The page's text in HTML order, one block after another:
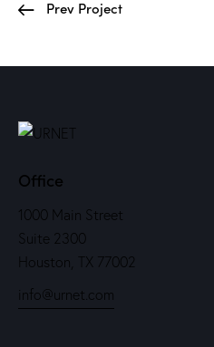
Prev Project
Office
1000 Main Street
Suite 2300
Houston, TX 77002
info@urnet.com